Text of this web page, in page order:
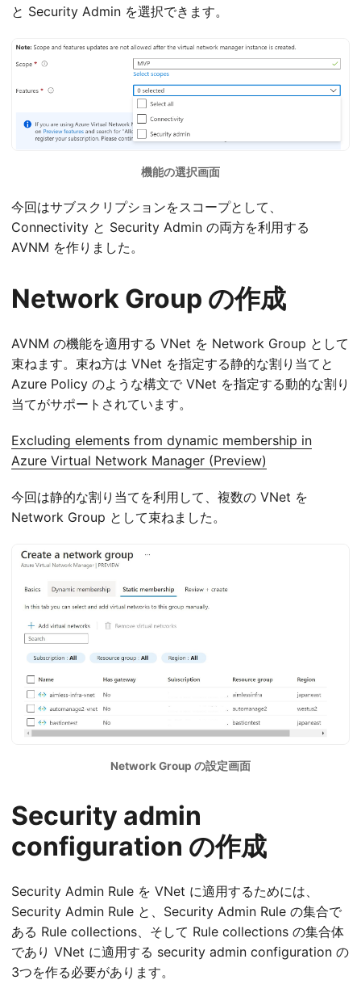
と Security Admin を選択できます。
機能の選択画面
今回はサブスクリプションをスコープとして、
Connectivity と Security Admin の両方を利用する
AVNM を作りました。
Network Group の作成
AVNM の機能を適用する VNet を Network Group として
束ねます。束ね方は VNet を指定する静的な割り当てと
Azure Policy のような構文で VNet を指定する動的な割り
当てがサポートされています。
Excluding elements from dynamic membership in
Azure Virtual Network Manager (Preview)
今回は静的な割り当てを利用して、複数の VNet を
Network Group として束ねました。
Network Group の設定画面
Security admin
configuration の作成
Security Admin Rule を VNet に適用するためには、
Security Admin Rule と、Security Admin Rule の集合で
ある Rule collections、そして Rule collections の集合体
であり VNet に適用する security admin configuration の
3つを作る必要があります。